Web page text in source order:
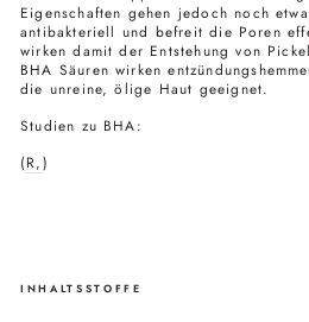
Eigenschaften gehen jedoch noch
antibakteriell und befreit die Poren
wirken damit der Entstehung von
BHA Säuren wirken
die unreine, ölige Haut geeignet.
Studien zu BHA:
(R,)
INHALTSSTOFFE